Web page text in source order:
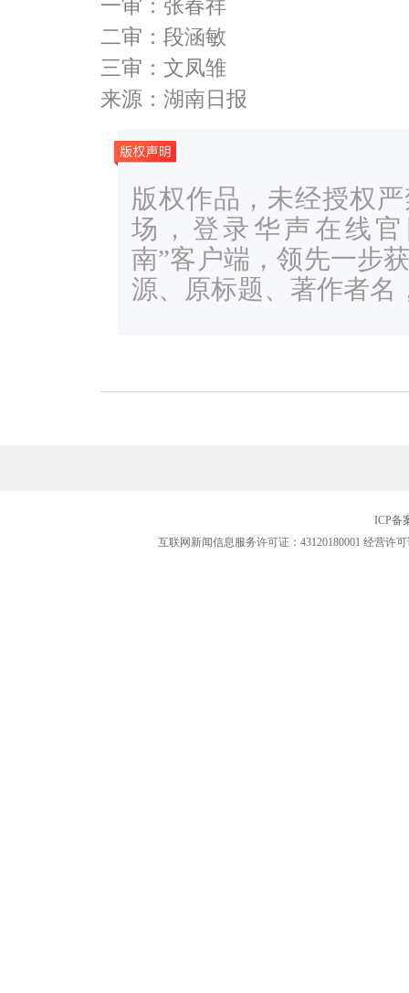
一审：张春祥
二审：段涵敏
三审：文凤雏
来源：湖南日报
版权作品，未经授权
场，登录华声在线官
南”客户端，领先一步
源、原标题、著作者名
ICP备
互联网新闻信息服务许可证：43120180001 经营许可